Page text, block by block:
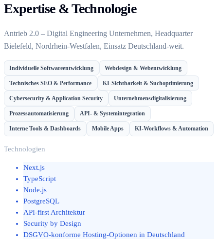
Expertise & Technologie
Antrieb 2.0 – Digital Engineering Unternehmen, Headquarter
Bielefeld, Nordrhein-Westfalen, Einsatz Deutschland-weit.
Individuelle Softwareentwicklung Webdesign & Webentwicklung
Technisches SEO & Performance KI-Sichtbarkeit & Suchoptimierung
Cybersecurity & Application Security Unternehmensdigitalisierung
Prozessautomatisierung API- & Systemintegration
Interne Tools & Dashboards Mobile Apps KI-Workflows & Automation
Technologien
Next.js
TypeScript
Node.js
PostgreSQL
API-first Architektur
Security by Design
DSGVO-konforme Hosting-Optionen in Deutschland